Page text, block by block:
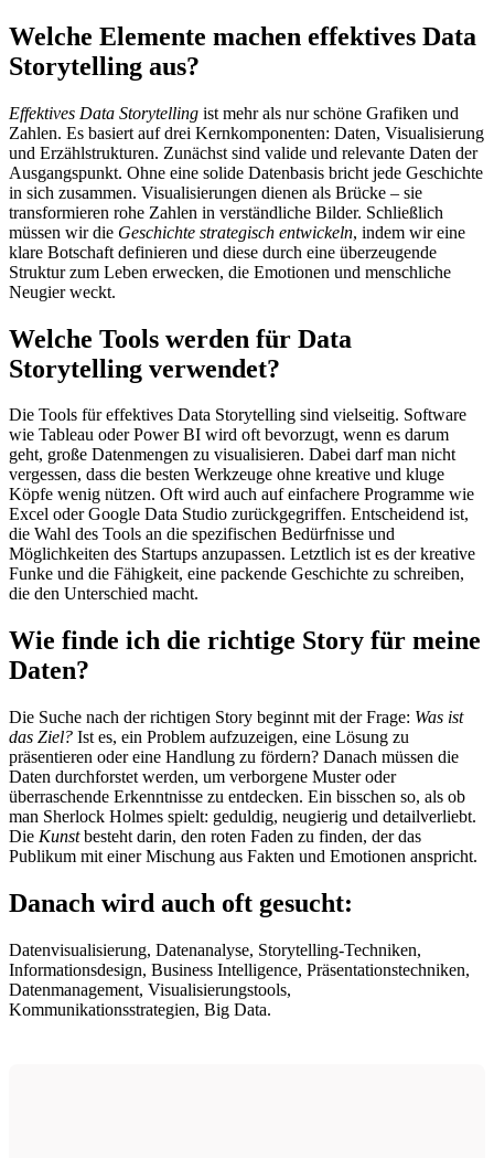
Welche Elemente machen effektives Data
Storytelling aus?
Effektives Data Storytelling ist mehr als nur schöne Grafiken und
Zahlen. Es basiert auf drei Kernkomponenten: Daten, Visualisierung
und Erzählstrukturen. Zunächst sind valide und relevante Daten der
Ausgangspunkt. Ohne eine solide Datenbasis bricht jede Geschichte
in sich zusammen. Visualisierungen dienen als Brücke – sie
transformieren rohe Zahlen in verständliche Bilder. Schließlich
müssen wir die Geschichte strategisch entwickeln, indem wir eine
klare Botschaft definieren und diese durch eine überzeugende
Struktur zum Leben erwecken, die Emotionen und menschliche
Neugier weckt.
Welche Tools werden für Data
Storytelling verwendet?
Die Tools für effektives Data Storytelling sind vielseitig. Software
wie Tableau oder Power BI wird oft bevorzugt, wenn es darum
geht, große Datenmengen zu visualisieren. Dabei darf man nicht
vergessen, dass die besten Werkzeuge ohne kreative und kluge
Köpfe wenig nützen. Oft wird auch auf einfachere Programme wie
Excel oder Google Data Studio zurückgegriffen. Entscheidend ist,
die Wahl des Tools an die spezifischen Bedürfnisse und
Möglichkeiten des Startups anzupassen. Letztlich ist es der kreative
Funke und die Fähigkeit, eine packende Geschichte zu schreiben,
die den Unterschied macht.
Wie finde ich die richtige Story für meine
Daten?
Die Suche nach der richtigen Story beginnt mit der Frage: Was ist
das Ziel? Ist es, ein Problem aufzuzeigen, eine Lösung zu
präsentieren oder eine Handlung zu fördern? Danach müssen die
Daten durchforstet werden, um verborgene Muster oder
überraschende Erkenntnisse zu entdecken. Ein bisschen so, als ob
man Sherlock Holmes spielt: geduldig, neugierig und detailverliebt.
Die Kunstbesteht darin, den roten Faden zu finden, der das
Publikum mit einer Mischung aus Fakten und Emotionen anspricht.
Danach wird auch oft gesucht:
Datenvisualisierung, Datenanalyse, Storytelling-Techniken,
Informationsdesign, Business Intelligence, Präsentationstechniken,
Datenmanagement, Visualisierungstools,
Kommunikationsstrategien, Big Data.